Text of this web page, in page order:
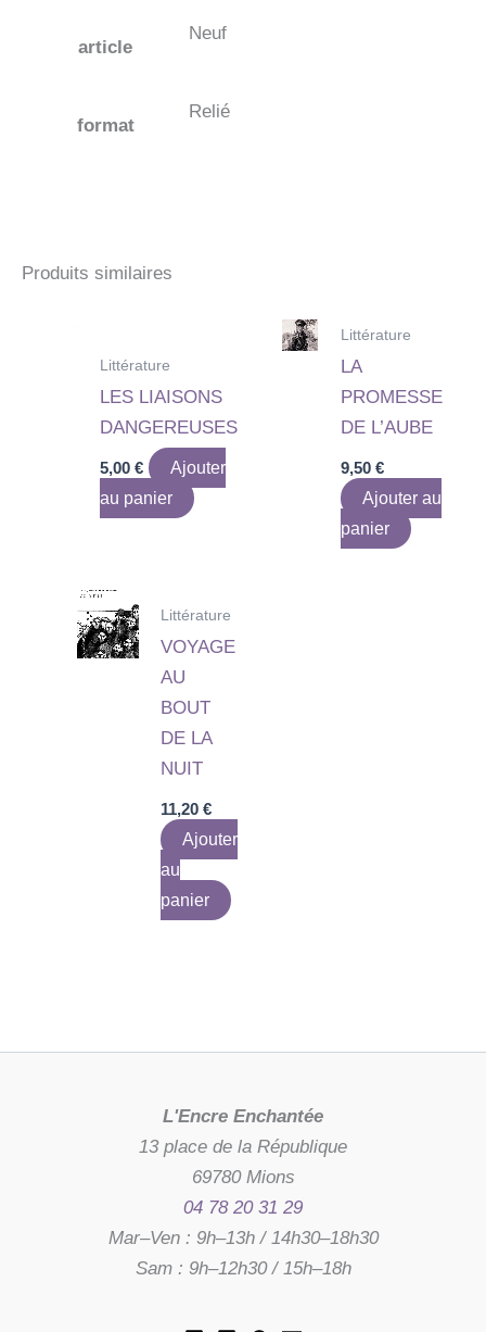
article
Neuf
format
Relié
Produits similaires
Littérature
LES LIAISONS
DANGEREUSES
5,00€
Ajouter
au panier
Littérature
LA
PROMESSE
DE L’AUBE
9,50 €
Ajouter au
panier
Littérature
VOYAGE
AU
BOUT
DE LA
NUIT
11,20€
Ajouter
au
panier
L'Encre Enchantée
13 place de la République
69780 Mions
04 78 20 31 29
Mar–Ven : 9h–13h / 14h30–18h30
Sam : 9h–12h30 / 15h–18h